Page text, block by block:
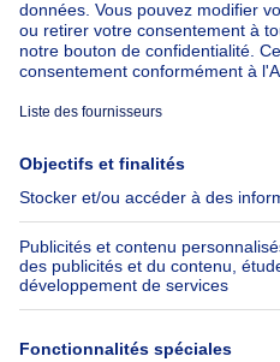
Immoweb
Presse
Emplois
Groupe Axel Springer
SeLoger.com
Immowelt.de